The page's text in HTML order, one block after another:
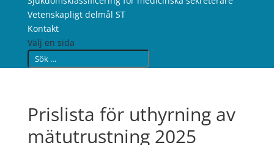
Vetenskapligt delmål ST
Kontakt
Välj en sida
Prislista för uthyrning av
mätutrustning 2025